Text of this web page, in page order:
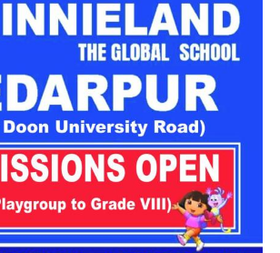
या भागने की कोशिश तक करने लगते हैं।
में रखते हुए विभाग अब ऐसा इंफ्रास्ट्रक्चर तैयार
रहा है, जहां रहने वाले लोगों को संस्थागत माहौल
वातावरण मिल सके।
परिवार जैसा माहौल
में कॉटेज और छोटे घर विकसित किए जाएंगे। यहां
लोगों को रखा जाएगा। योजना के मुताबिक, एक
चार बच्चे और एक किशोरी को शामिल किया
परिवार की तरह साथ रहने का अवसर मिलेगा।